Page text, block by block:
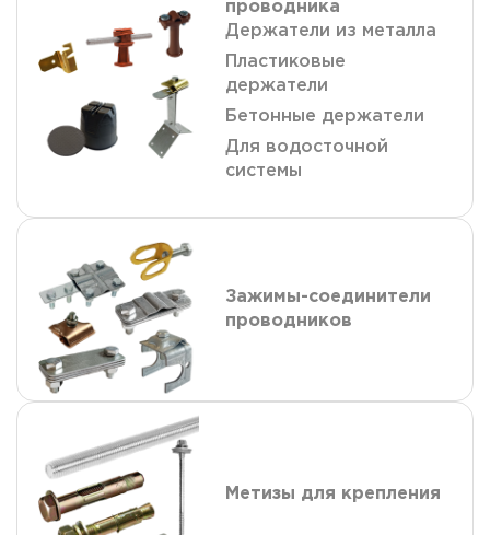
проводника
Держатели из металла
Пластиковые
держатели
Бетонные держатели
Для водосточной
системы
Зажимы-соединители
проводников
Метизы для крепления